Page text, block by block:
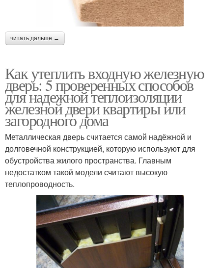
читать дальше →
Как утеплить входную железную
дверь: 5 проверенных способов
для надежной теплоизоляции
железной двери квартиры или
загородного дома
Металлическая дверь считается самой надёжной и
долговечной конструкцией, которую используют для
обустройства жилого пространства. Главным
недостатком такой модели считают высокую
теплопроводность.